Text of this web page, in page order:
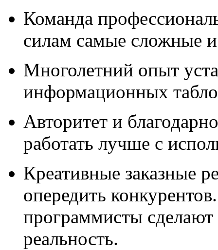
Команда
силам самые сложные
Многолетний опыт
информационных
Авторитет и
работать лучше с
Креативные заказные
опередить
программисты сделают
реальность.